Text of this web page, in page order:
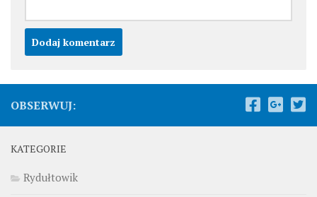
OBSERWUJ:
KATEGORIE
Rydułtowik